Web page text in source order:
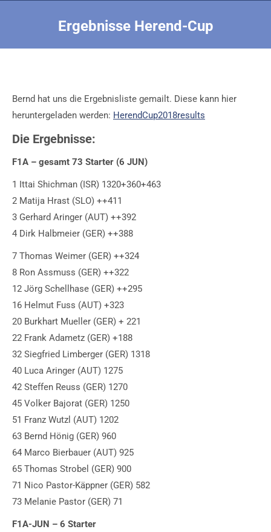
Ergebnisse Herend-Cup
Bernd hat uns die Ergebnisliste gemailt. Diese kann hier
heruntergeladen werden: HerendCup2018results
Die Ergebnisse:
F1A – gesamt 73 Starter (6 JUN)
1 Ittai Shichman (ISR) 1320+360+463
2 Matija Hrast (SLO) ++411
3 Gerhard Aringer (AUT) ++392
4 Dirk Halbmeier (GER) ++388
7 Thomas Weimer (GER) ++324
8 Ron Assmuss (GER) ++322
12 Jörg Schellhase (GER) ++295
16 Helmut Fuss (AUT) +323
20 Burkhart Mueller (GER) + 221
22 Frank Adametz (GER) +188
32 Siegfried Limberger (GER) 1318
40 Luca Aringer (AUT) 1275
42 Steffen Reuss (GER) 1270
45 Volker Bajorat (GER) 1250
51 Franz Wutzl (AUT) 1202
63 Bernd Hönig (GER) 960
64 Marco Bierbauer (AUT) 925
65 Thomas Strobel (GER) 900
71 Nico Pastor-Käppner (GER) 582
73 Melanie Pastor (GER) 71
F1A-JUN – 6 Starter